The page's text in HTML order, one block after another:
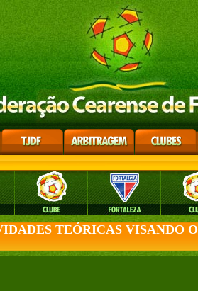
TEÓRICAS VISANDO O